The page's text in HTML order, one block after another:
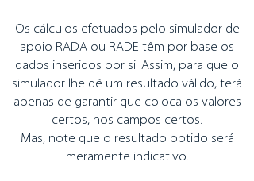
Os cálculos efetuados pelo simulador de
apoio RADA ou RADE têm por base os
dados inseridos por si! Assim, para que o
simulador lhe dê um resultado válido, terá
apenas de garantir que coloca os valores
certos, nos campos certos.
Mas, note que o resultado obtido será
meramente indicativo.